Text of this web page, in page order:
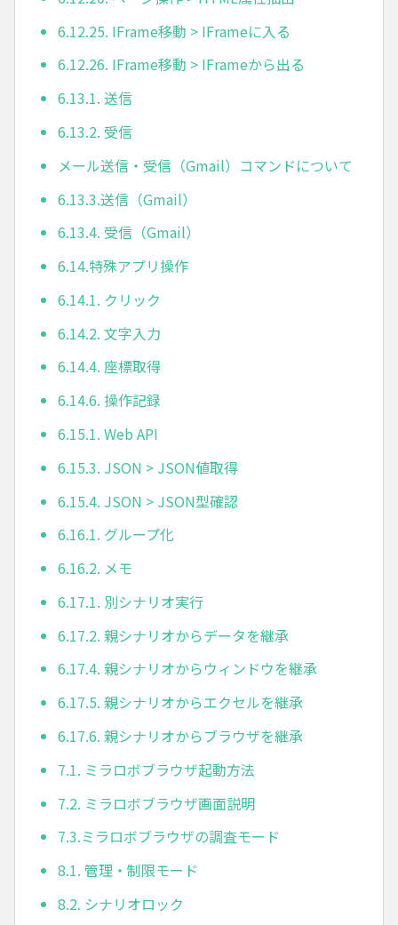
6.12.25. IFrame移動 > IFrameに入る
6.12.26. IFrame移動 > IFrameから出る
6.13.1. 送信
6.13.2. 受信
メール送信・受信（Gmail）コマンドについて
6.13.3.送信（Gmail）
6.13.4. 受信（Gmail）
6.14.特殊アプリ操作
6.14.1. クリック
6.14.2. 文字入力
6.14.4. 座標取得
6.14.6. 操作記録
6.15.1. Web API
6.15.3. JSON > JSON値取得
6.15.4. JSON > JSON型確認
6.16.1. グループ化
6.16.2. メモ
6.17.1. 別シナリオ実行
6.17.2. 親シナリオからデータを継承
6.17.4. 親シナリオからウィンドウを継承
6.17.5. 親シナリオからエクセルを継承
6.17.6. 親シナリオからブラウザを継承
7.1. ミラロボブラウザ起動方法
7.2. ミラロボブラウザ画面説明
7.3.ミラロボブラウザの調査モード
8.1. 管理・制限モード
8.2. シナリオロック